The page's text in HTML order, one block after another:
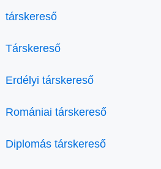
társkereső
Társkereső
Erdélyi társkereső
Romániai társkereső
Diplomás társkereső